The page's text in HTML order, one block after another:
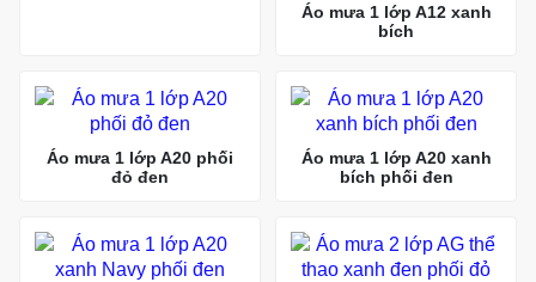
Áo mưa 1 lớp A12 xanh
bích
Áo mưa 1 lớp A20 phối
đỏ đen
Áo mưa 1 lớp A20 xanh
bích phối đen